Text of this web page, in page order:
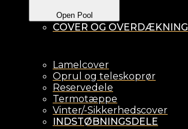
Open Pool
COVER OG OVERDÆKNING
Lamelcover
Oprul og teleskoprør
Reservedele
Termotæppe
Vinter/-Sikkerhedscover
INDSTØBNINGSDELE